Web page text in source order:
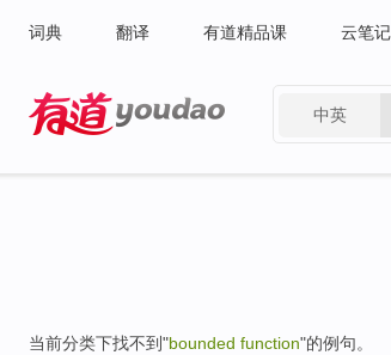
词典 翻译 有道精品课 云笔记
中英
当前分类下找不到"bounded function"的例句。